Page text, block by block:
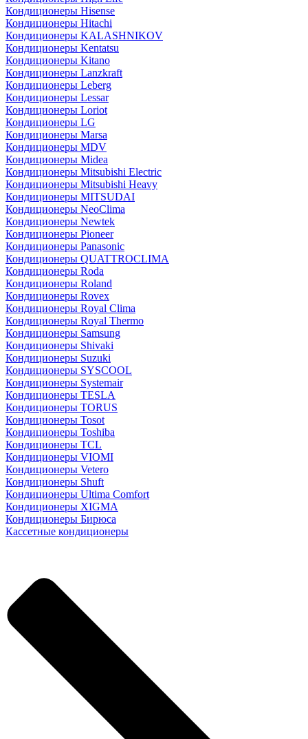
Кондиционеры Hisense
Кондиционеры Hitachi
Кондиционеры KALASHNIKOV
Кондиционеры Kentatsu
Кондиционеры Kitano
Кондиционеры Lanzkraft
Кондиционеры Leberg
Кондиционеры Lessar
Кондиционеры Loriot
Кондиционеры LG
Кондиционеры Marsa
Кондиционеры MDV
Кондиционеры Midea
Кондиционеры Mitsubishi Electric
Кондиционеры Mitsubishi Heavy
Кондиционеры MITSUDAI
Кондиционеры NeoClima
Кондиционеры Newtek
Кондиционеры Pioneer
Кондиционеры Panasonic
Кондиционеры QUATTROCLIMA
Кондиционеры Roda
Кондиционеры Roland
Кондиционеры Rovex
Кондиционеры Royal Clima
Кондиционеры Royal Thermo
Кондиционеры Samsung
Кондиционеры Shivaki
Кондиционеры Suzuki
Кондиционеры SYSCOOL
Кондиционеры Systemair
Кондиционеры TESLA
Кондиционеры TORUS
Кондиционеры Tosot
Кондиционеры Toshiba
Кондиционеры TCL
Кондиционеры VIOMI
Кондиционеры Vetero
Кондиционеры Shuft
Кондиционеры Ultima Comfort
Кондиционеры XIGMA
Кондиционеры Бирюса
Кассетные кондиционеры